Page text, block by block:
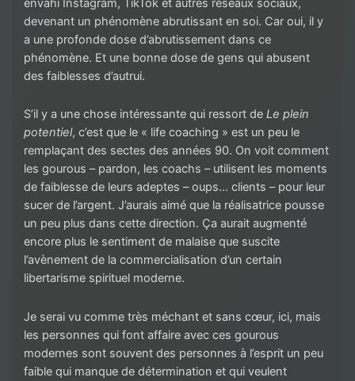
devenant un phénomène abrutissant en soi. Car oui, il y
a une profonde dose d’abrutissement dans ce
phénomène. Et une bonne dose de gens qui abusent
des faiblesses d’autrui.
S’il y a une chose intéressante qui ressort de Le plein
potentiel, c’est que le « life coaching » est un peu le
remplaçant des sectes des années 90. On voit comment
les gourous – pardon, les coachs – utilisent les moments
de faiblesse de leurs adeptes – oups… clients – pour leur
sucer de l’argent. J’aurais aimé que la réalisatrice pousse
un peu plus dans cette direction. Ça aurait augmenté
encore plus le sentiment de malaise que suscite
l’avènement de la commercialisation d’un certain
libertarisme spirituel moderne.
Je serai vu comme très méchant et sans cœur, ici, mais
les personnes qui font affaire avec ces gourous
modernes sont souvent des personnes à l’esprit un peu
faible qui manque de détermination et qui veulent